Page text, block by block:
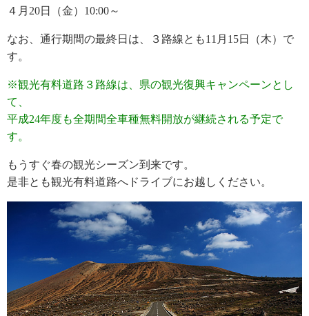
４月20日（金）10:00～
なお、通行期間の最終日は、３路線とも11月15日（木）で
す。
※観光有料道路３路線は、県の観光復興キャンペーンとし
て、
平成24年度も全期間全車種無料開放が継続される予定で
す。
もうすぐ春の観光シーズン到来です。
是非とも観光有料道路へドライブにお越しください。